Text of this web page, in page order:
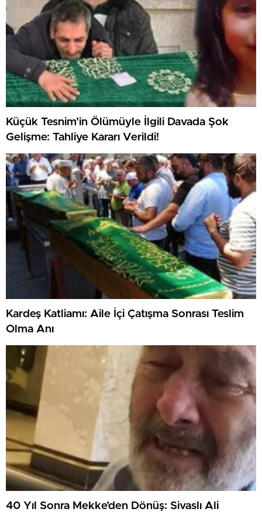
Küçük Tesnim’in Ölümüyle İlgili Davada Şok
Gelişme: Tahliye Kararı Verildi!
Kardeş Katliamı: Aile İçi Çatışma Sonrası Teslim
Olma Anı
40 Yıl Sonra Mekke’den Dönüş: Sivaslı Ali